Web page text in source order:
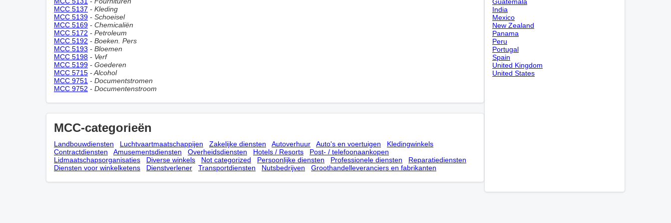
MCC 5137 - Kleding
MCC 5139 - Schoeisel
MCC 5169 - Chemicaliën
MCC 5172 - Petroleum
MCC 5192 - Boeken. Pers
MCC 5193 - Bloemen
MCC 5198 - Verf
MCC 5199 - Goederen
MCC 5715 - Alcohol
MCC 9751 - Documentstromen
MCC 9752 - Documentenstroom
MCC-categorieën
Landbouwdiensten Luchtvaartmaatschappijen Zakelijke diensten Autoverhuur Auto's en voertuigen
Kledingwinkels
Contractdiensten
Amusementsdiensten Overheidsdiensten Hotels / Resorts
Post- / telefoonaankopen
Lidmaatschapsorganisaties
Diverse winkels Not categorized Persoonlijke diensten Professionele diensten
Reparatiediensten
Diensten voor winkelketens
Dienstverlener Transportdiensten Nutsbedrijven Groothandelleveranciers en fabrikanten
India
Mexico
New Zealand
Panama
Peru
Portugal
Spain
United Kingdom
United States